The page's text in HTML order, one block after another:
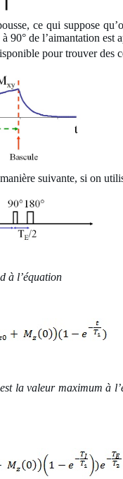
ce qui suppose
90° de l’aimantation est
pour trouver des
suivante, si on
à l’équation
la valeur maximum à